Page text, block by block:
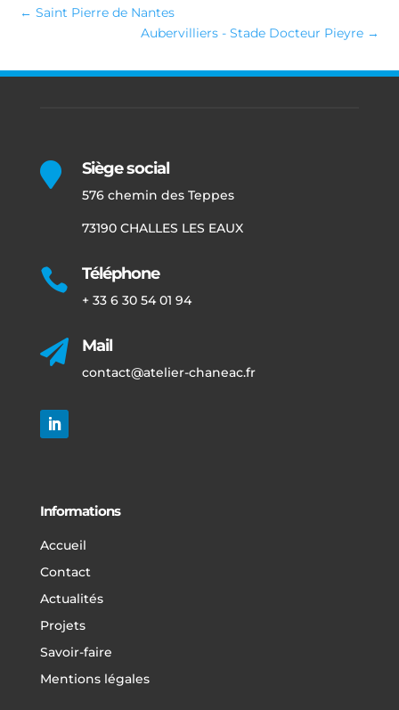
←Saint Pierre de Nantes
Aubervilliers - Stade Docteur Pieyre→
 Siège social
576 chemin des Teppes
73190 CHALLES LES EAUX
 Téléphone
+ 33 6 30 54 01 94
 Mail
contact@atelier-chaneac.fr
Informations
Accueil
Contact
Actualités
Projets
Savoir-faire
Mentions légales